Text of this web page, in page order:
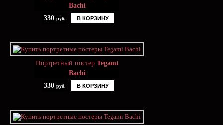
Bachi
330 руб. В КОРЗИНУ
Портретный постер Tegami
Bachi
330 руб. В КОРЗИНУ